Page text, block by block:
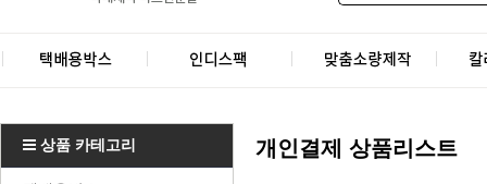
상품 카테고리 개인결제 상품리스트